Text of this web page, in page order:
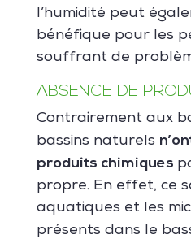
l’humidité peut
bénéfique pour les
souffrant de
ABSENCE DE
Contrairement aux
bassins naturels
produits chimiques
propre. En effet, ce
aquatiques et les
présents dans le